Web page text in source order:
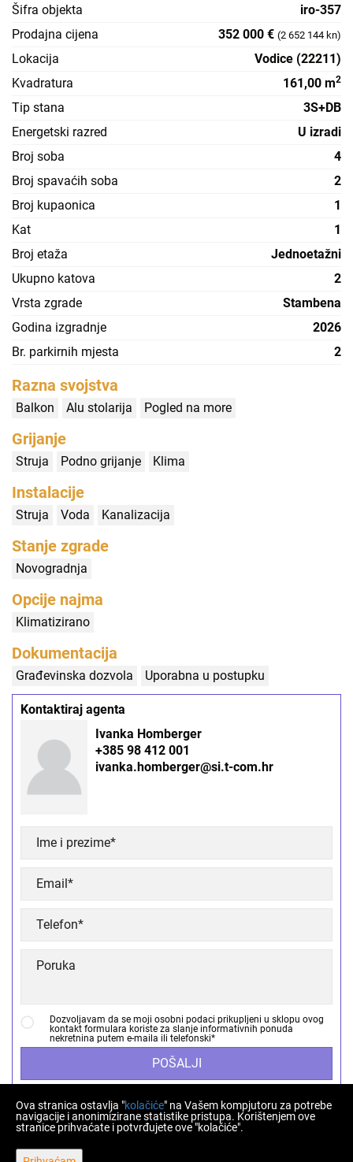
Šifra objekta
iro-357
Prodajna cijena
352 000 € (2 652 144 kn)
Lokacija
Vodice (22211)
Kvadratura
161,00 m2
Tip stana
3S+DB
Energetski razred
U izradi
Broj soba
4
Broj spavaćih soba
2
Broj kupaonica
1
Kat
1
Broj etaža
Jednoetažni
Ukupno katova
2
Vrsta zgrade
Stambena
Godina izgradnje
2026
Br. parkirnih mjesta
2
Razna svojstva
Balkon Alu stolarija Pogled na more
Grijanje
Struja Podno grijanje Klima
Instalacije
Struja Voda Kanalizacija
Stanje zgrade
Novogradnja
Opcije najma
Klimatizirano
Dokumentacija
Građevinska dozvola Uporabna u postupku
Kontaktiraj agenta
Ivanka Homberger
+385 98 412 001
ivanka.homberger@si.t-com.hr
Dozvoljavam da se moji osobni podaci prikupljeni u sklopu ovog
kontakt formulara koriste za slanje informativnih ponuda
nekretnina putem e-maila ili telefonski*
POŠALJI
Ova stranica ostavlja "kolačiće" na Vašem kompjutoru za potrebe
navigacije i anonimizirane statistike pristupa. Korištenjem ove
stranice prihvaćate i potvrđujete ove "kolačiće".